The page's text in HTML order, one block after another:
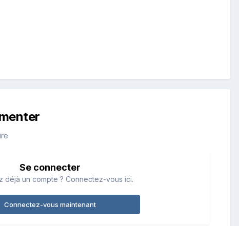
Se connecter
déjà un compte ? Connectez-vous ici.
Connectez-vous maintenant